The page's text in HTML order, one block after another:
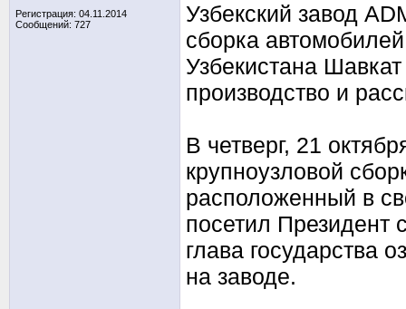
Регистрация: 04.11.2014
Сообщений: 727
Узбекский завод
сборка
Узбекистана
производство и
В четверг, 21
крупноузловой
расположенный в
посетил Президент
глава государства
на заводе.